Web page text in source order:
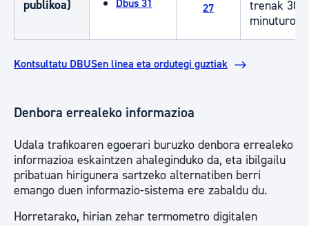
publikoa)
Dbus 31
27
trenak 30
minuturo
Kontsultatu DBUSen linea eta ordutegi guztiak
Denbora errealeko informazioa
Udala trafikoaren egoerari buruzko denbora errealeko
informazioa eskaintzen ahaleginduko da, eta ibilgailu
pribatuan hirigunera sartzeko alternatiben berri
emango duen informazio-sistema ere zabaldu du.
Horretarako, hirian zehar termometro digitalen